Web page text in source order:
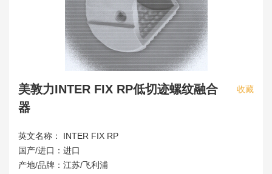
美敦力INTER FIX RP低切迹螺纹融合
器
收藏
英文名称： INTER FIX RP
国产/进口：进口
产地/品牌：江苏/飞利浦